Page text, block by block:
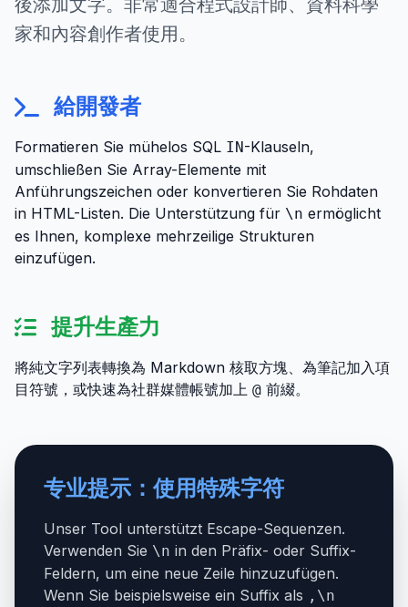
後添加文字。非常適合程式設計師、資料科學
家和內容創作者使用。
給開發者
Formatieren Sie mühelos SQL IN-Klauseln,
umschließen Sie Array-Elemente mit
Anführungszeichen oder konvertieren Sie Rohdaten
in HTML-Listen. Die Unterstützung für \n ermöglicht
es Ihnen, komplexe mehrzeilige Strukturen
einzufügen.
提升生產力
將純文字列表轉換為 Markdown 核取方塊、為筆記加入項
目符號，或快速為社群媒體帳號加上 @ 前綴。
专业提示：使用特殊字符
Unser Tool unterstützt Escape-Sequenzen.
Verwenden Sie \n in den Präfix- oder Suffix-
Feldern, um eine neue Zeile hinzuzufügen.
Wenn Sie beispielsweise ein Suffix als ,\n